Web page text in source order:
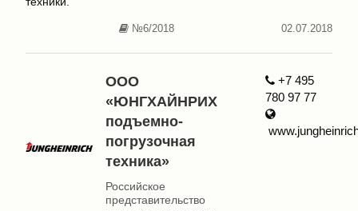
№6/2018 02.07.2018
ООО
«ЮНГХАЙНРИХ
подъемно-
погрузочная
техника»
Российское
представительство
+7 495
780 97 77